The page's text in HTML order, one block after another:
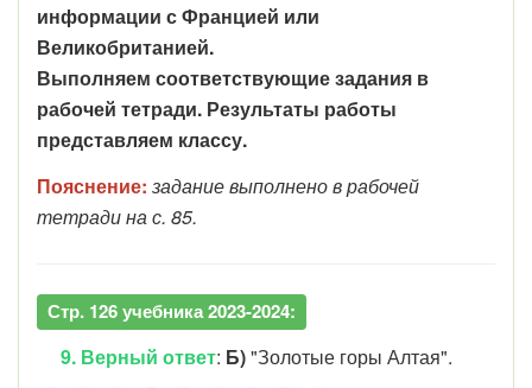
информации с Францией или
Великобританией.
Выполняем соответствующие задания в
рабочей тетради. Результаты работы
представляем классу.
Пояснение: задание выполнено в рабочей
тетради на с. 85.
Стр. 126 учебника 2023-2024:
9. Верный ответ: Б)"Золотые горы Алтая".